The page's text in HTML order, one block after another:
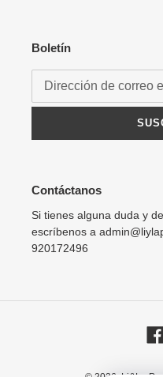
Boletín
Contáctanos
Si tienes alguna duda y
escríbenos a
920172496